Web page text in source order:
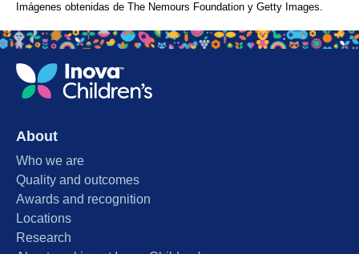
Imágenes obtenidas de The Nemours Foundation y Getty Images.
About
Who we are
Quality and outcomes
Awards and recognition
Locations
Research